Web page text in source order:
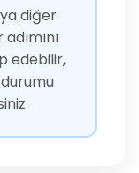
diğer
edebilir,